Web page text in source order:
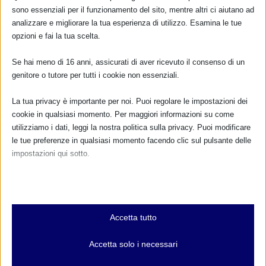
... oppure inserisci i tuoi dati:
Indirizzo email:
Privacy: acconsento al trattamento dei miei dati
sono essenziali per il funzionamento del sito, mentre altri ci aiutano ad
analizzare e migliorare la tua esperienza di utilizzo. Esamina le tue
opzioni e fai la tua scelta.
Se hai meno di 16 anni, assicurati di aver ricevuto il consenso di un
genitore o tutore per tutti i cookie non essenziali.
La tua privacy è importante per noi. Puoi regolare le impostazioni dei
cookie in qualsiasi momento. Per maggiori informazioni su come
utilizziamo i dati, leggi la nostra politica sulla privacy. Puoi modificare
le tue preferenze in qualsiasi momento facendo clic sul pulsante delle
impostazioni qui sotto.
Essenziali
I cookie e i servizi essenziali abilitano le funzioni di base e sono
e servizi non richiedono il consenso dell'utente secondo il GDPR.
Accetta tutto
Accetta solo i necessari